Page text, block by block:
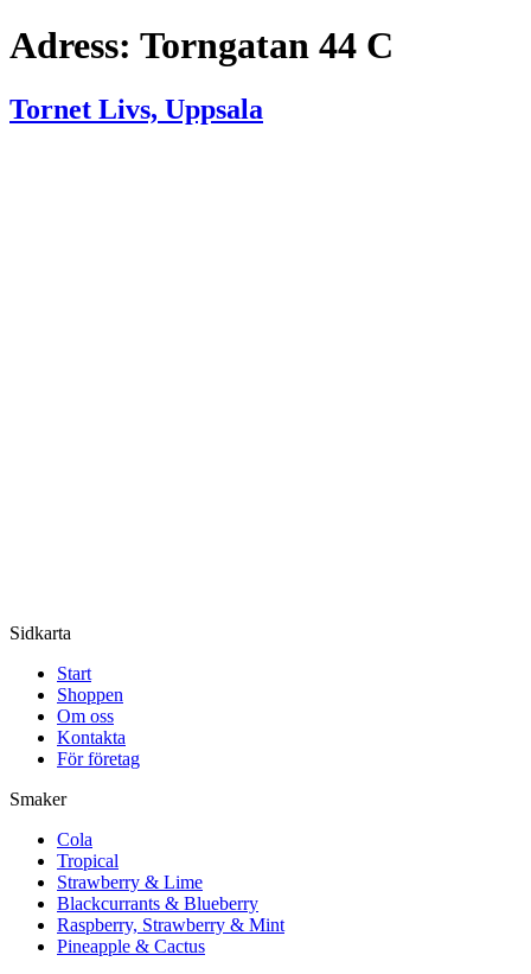
Adress: Torngatan 44 C
Tornet Livs, Uppsala
Sidkarta
Start
Shoppen
Om oss
Kontakta
För företag
Smaker
Cola
Tropical
Strawberry & Lime
Blackcurrants & Blueberry
Raspberry, Strawberry & Mint
Pineapple & Cactus